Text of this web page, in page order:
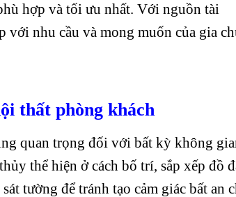
hợp và tối ưu nhất. Với nguồn tài
với nhu cầu và mong muốn của gia
thất phòng khách
quan trọng đối với bất kỳ không
thể hiện ở cách bố trí, sắp xếp đồ
tường để tránh tạo cảm giác bất an